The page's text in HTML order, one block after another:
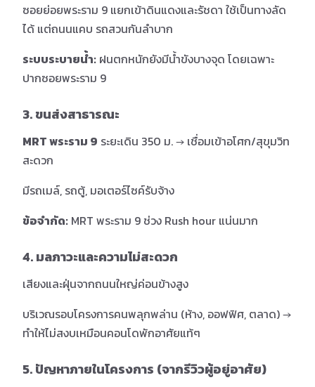
ซอยย่อยพระราม 9 แยกเข้าดินแดงและรัชดา ใช้เป็นทางลัด
ได้ แต่ถนนแคบ รถสวนกันลำบาก
ระบบระบายน้ำ: ฝนตกหนักยังมีน้ำขังบางจุด โดยเฉพาะ
ปากซอยพระราม 9
3. ขนส่งสาธารณะ
MRT พระราม 9 ระยะเดิน 350 ม. → เชื่อมเข้าอโศก/สุขุมวิท
สะดวก
มีรถเมล์, รถตู้, มอเตอร์ไซค์รับจ้าง
ข้อจำกัด: MRT พระราม 9 ช่วง Rush hour แน่นมาก
4. มลภาวะและความไม่สะดวก
เสียงและฝุ่นจากถนนใหญ่ค่อนข้างสูง
บริเวณรอบโครงการคนพลุกพล่าน (ห้าง, ออฟฟิศ, ตลาด) →
ทำให้ไม่สงบเหมือนคอนโดพักอาศัยแท้ๆ
5. ปัญหาภายในโครงการ (จากรีวิวผู้อยู่อาศัย)